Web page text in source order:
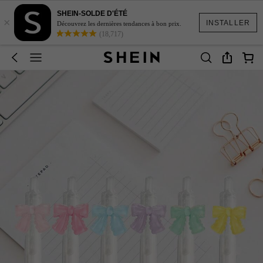
INSTALLER
×
SHEIN-SOLDE D'ÉTÉ
Découvrez les dernières tendances à bon prix.
(18,717)